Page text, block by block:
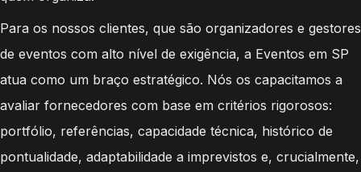
Para os nossos clientes, que são organizadores e gestores
de eventos com alto nível de exigência, a Eventos em SP
atua como um braço estratégico. Nós os capacitamos a
avaliar fornecedores com base em critérios rigorosos:
portfólio, referências, capacidade técnica, histórico de
pontualidade, adaptabilidade a imprevistos e, crucialmente,